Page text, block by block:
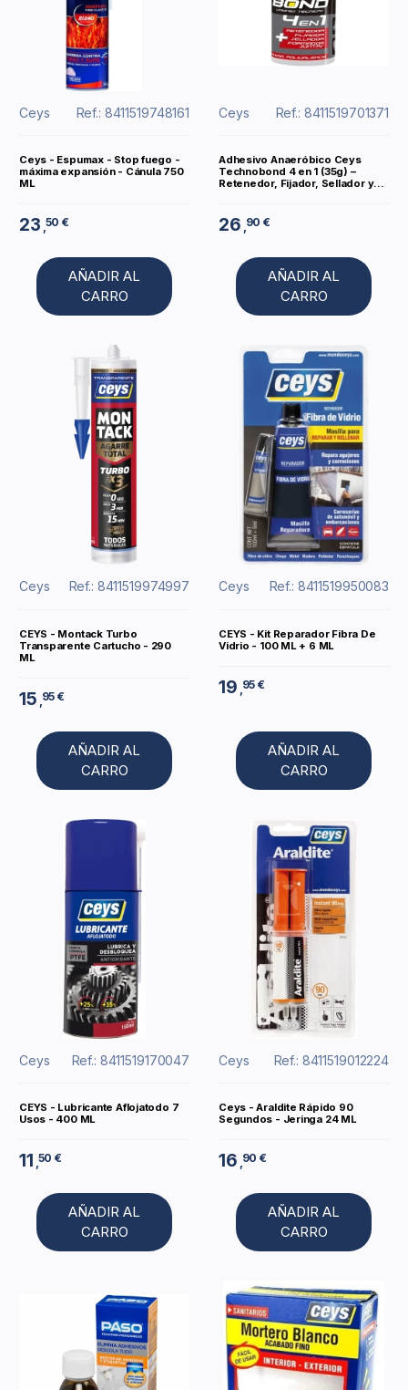
Ceys Ref.: 8411519748161
Ceys - Espumax - Stop fuego -
máxima expansión - Cánula 750
ML
23 ,50 €
AÑADIR AL
CARRO
Ceys Ref.: 8411519701371
Adhesivo Anaeróbico Ceys
Technobond 4 en 1 (35g) –
Retenedor, Fijador, Sellador y...
26 ,90 €
AÑADIR AL
CARRO
Ceys Ref.: 8411519974997
CEYS - Montack Turbo
Transparente Cartucho - 290
ML
15 95 €
AÑADIR AL
CARRO
Ceys Ref.: 8411519950083
CEYS - Kit Reparador Fibra De
Vidrio - 100 ML + 6 ML
19 95 €
AÑADIR AL
CARRO
Ceys Ref.: 8411519170047
CEYS - Lubricante Aflojatodo 7
Usos - 400 ML
11 ,50 €
AÑADIR AL
CARRO
Ceys Ref.: 8411519012224
Ceys - Araldite Rápido 90
Segundos - Jeringa 24 ML
16 ,90 €
AÑADIR AL
CARRO